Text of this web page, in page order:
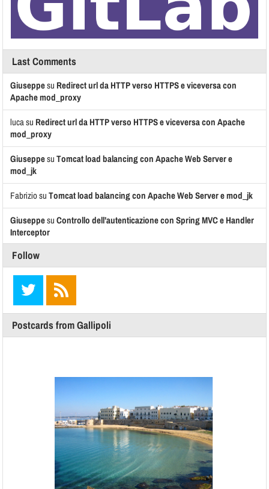
Last Comments
Giuseppesu Redirect url da HTTP verso HTTPS e viceversa con
Apache mod_proxy
luca su Redirect url da HTTP verso HTTPS e viceversa con Apache
mod_proxy
GiuseppesuTomcat load balancing con Apache Web Server e
mod_jk
FabriziosuTomcat load balancing con Apache Web Server e mod_jk
GiuseppesuControllo dell’autenticazione con Spring MVC e Handler
Interceptor
Follow
Postcards from Gallipoli